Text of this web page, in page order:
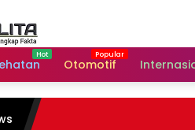
Otomotif